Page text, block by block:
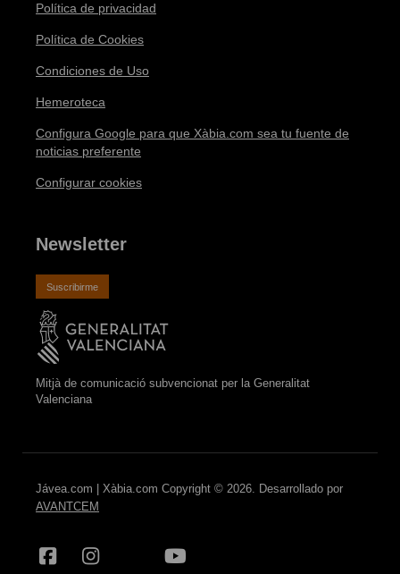
Política de privacidad
Política de Cookies
Condiciones de Uso
Hemeroteca
Configura Google para que Xàbia.com sea tu fuente de
noticias preferente
Configurar cookies
Newsletter
Suscribirme
Mitjà de comunicació subvencionat per la Generalitat
Valenciana
Jávea.com | Xàbia.com Copyright © 2026. Desarrollado por
AVANTCEM